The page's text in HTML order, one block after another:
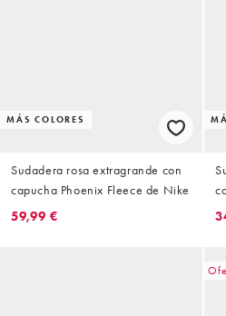
MÁS COLORES
Sudadera rosa extragrande con
capucha Phoenix Fleece de Nike
59,99 €